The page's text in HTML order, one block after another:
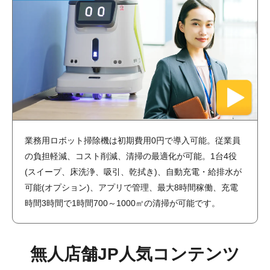
業務用ロボット掃除機は初期費用0円で導入可能。従業員
の負担軽減、コスト削減、清掃の最適化が可能。1台4役
(スイープ、床洗浄、吸引、乾拭き)、自動充電・給排水が
可能(オプション)、アプリで管理、最大8時間稼働、充電
時間3時間で1時間700～1000㎡の清掃が可能です。
無人店舗JP人気コンテンツ